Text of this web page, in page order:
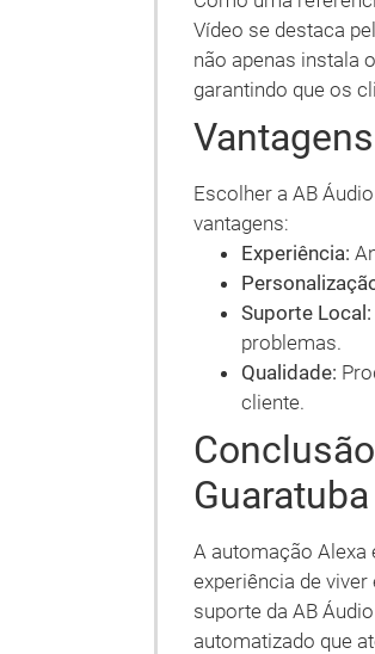
Vídeo se destaca
não apenas instala
garantindo que os
Escolher a AB
vantagens:
Experiência:
Suporte Local:
problemas.
Qualidade:
cliente.
Guaratuba
A automação Alexa
experiência de
suporte da AB
automatizado que